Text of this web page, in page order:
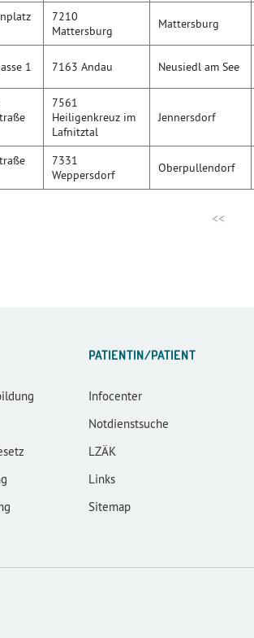
7210
Mattersburg
Mattersburg
1 7163 Andau Neusiedl am See
7561
Heiligenkreuz im
Lafnitztal
Jennersdorf
7331
Weppersdorf
Oberpullendorf
<<
PATIENTIN/PATIENT
Infocenter
Notdienstsuche
LZÄK
Links
Sitemap